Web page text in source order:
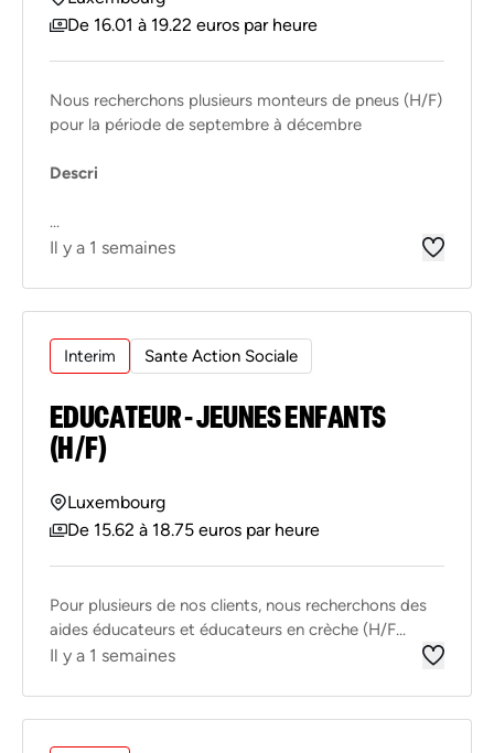
De 16.01 à 19.22 euros par heure
Nous recherchons plusieurs monteurs de pneus (H/F)
pour la période de septembre à décembre
Descri
...
Il y a 1 semaines
Interim Sante Action Sociale
EDUCATEUR - JEUNES ENFANTS
(H/F)
Luxembourg
De 15.62 à 18.75 euros par heure
Pour plusieurs de nos clients, nous recherchons des
aides éducateurs et éducateurs en crèche (H/F...
Il y a 1 semaines